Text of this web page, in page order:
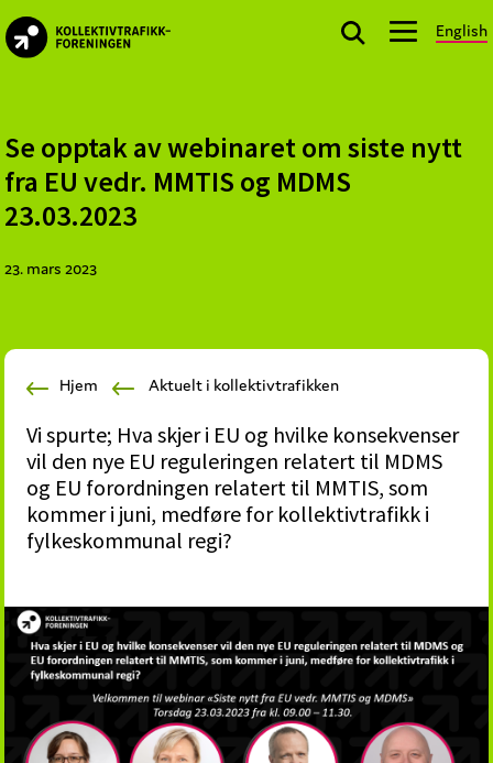
Skip
to
Skip
to
Skip
to
English
offentlige
aktører
som
kjøper
kollektivtrafikk-
Se opptak av webinaret om siste nytt
fra EU vedr. MMTIS og MDMS
23.03.2023
23. mars 2023
Hjem Aktuelt i kollektivtrafikken
Vi spurte; Hva skjer i EU og hvilke konsekvenser
vil den nye EU reguleringen relatert til MDMS
og EU forordningen relatert til MMTIS, som
kommer i juni, medføre for kollektivtrafikk i
fylkeskommunal regi?